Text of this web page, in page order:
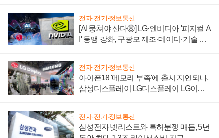
전자·전기·정보통신
[AI 뭉쳐야 산다⑧] LG·엔비디아 '피지컬 A
I' 동맹 강화, 구광모 제조·데이터·기술 결
전자·전기·정보통신
아이폰18 '메모리 부족'에 출시 지연되나,
삼성디스플레이 LG디스플레이 LG이노
전자·전기·정보통신
삼성전자 넷리스트와 특허분쟁 매듭, 5년